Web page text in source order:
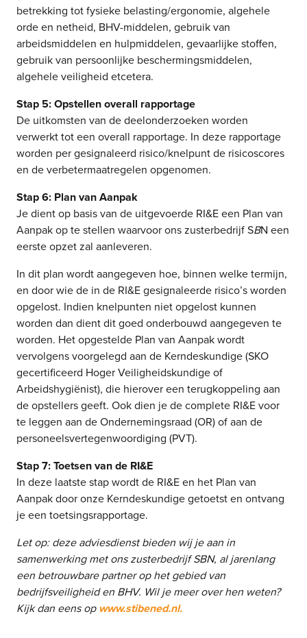
betrekking tot fysieke belasting/ergonomie, algehele
orde en netheid, BHV-middelen, gebruik van
arbeidsmiddelen en hulpmiddelen, gevaarlijke stoffen,
gebruik van persoonlijke beschermingsmiddelen,
algehele veiligheid etcetera.
Stap 5: Opstellen overall rapportage
De uitkomsten van de deelonderzoeken worden
verwerkt tot een overall rapportage. In deze rapportage
worden per gesignaleerd risico/knelpunt de risicoscores
en de verbetermaatregelen opgenomen.
Stap 6: Plan van Aanpak
Je dient op basis van de uitgevoerde RI&E een Plan van
Aanpak op te stellen waarvoor ons zusterbedrijf SBN een
eerste opzet zal aanleveren.
In dit plan wordt aangegeven hoe, binnen welke termijn,
en door wie de in de RI&E gesignaleerde risico’s worden
opgelost. Indien knelpunten niet opgelost kunnen
worden dan dient dit goed onderbouwd aangegeven te
worden. Het opgestelde Plan van Aanpak wordt
vervolgens voorgelegd aan de Kerndeskundige (SKO
gecertificeerd Hoger Veiligheidskundige of
Arbeidshygiënist), die hierover een terugkoppeling aan
de opstellers geeft. Ook dien je de complete RI&E voor
te leggen aan de Ondernemingsraad (OR) of aan de
personeelsvertegenwoordiging (PVT).
Stap 7: Toetsen van de RI&E
In deze laatste stap wordt de RI&E en het Plan van
Aanpak door onze Kerndeskundige getoetst en ontvang
je een toetsingsrapportage.
Let op: deze adviesdienst bieden wij je aan in
samenwerking met ons zusterbedrijf SBN, al jarenlang
een betrouwbare partner op het gebied van
bedrijfsveiligheid en BHV. Wil je meer over hen weten?
Kijk dan eens op www.stibened.nl.